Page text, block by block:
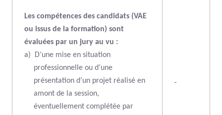
Les compétences des candidats (VAE
ou issus de la formation) sont
évaluées par un jury au vu :
a)
D’une mise en situation
professionnelle ou d’une
présentation d’un projet réalisé en
amont de la session,
éventuellement complétée par
-